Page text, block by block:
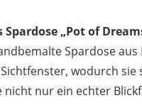
Spardose „Pot of
Spardose
wodurch sie
nicht nur ein echter